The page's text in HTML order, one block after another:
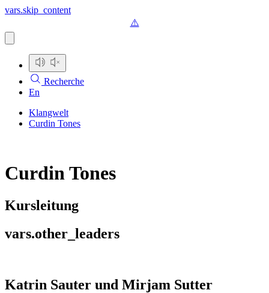
vars.skip_content
Recherche
En
Klangwelt
Curdin Tones
Curdin Tones
Kursleitung
vars.other_leaders
Katrin Sauter und Mirjam Sutter